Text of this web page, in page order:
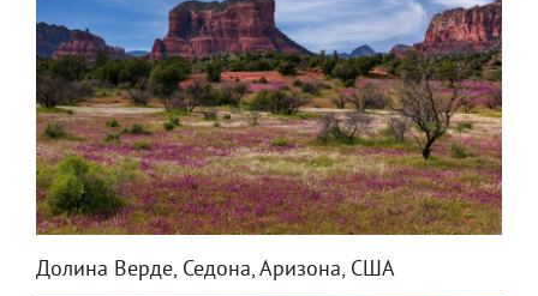
Долина Верде, Седона, Аризона, США